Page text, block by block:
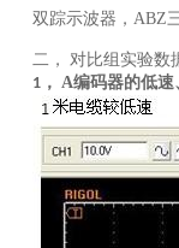
双踪示波器，ABZ
二， 对比组实验数
1， A编码器的低速